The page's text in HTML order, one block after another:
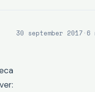
30 september 2017 · 6